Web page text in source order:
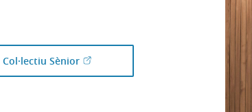
Sènior(Obre en finestra nova)